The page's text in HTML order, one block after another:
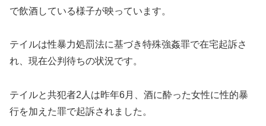
で飲酒している様子が映っています。
テイルは性暴力処罰法に基づき特殊強姦罪で在宅起訴さ
れ、現在公判待ちの状況です。
テイルと共犯者2人は昨年6月、酒に酔った女性に性的暴
行を加えた罪で起訴されました。